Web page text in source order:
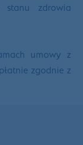
stanu zdrowia
umowy z
zgodnie z